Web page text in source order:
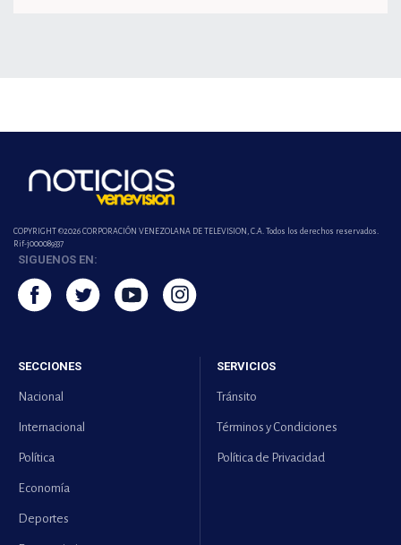
COPYRIGHT ©2026 CORPORACIÓN VENEZOLANA DE TELEVISION, C.A. Todos los derechos reservados.
Rif-j000089337
SIGUENOS EN:
SECCIONES
Nacional
Internacional
Política
Economía
Deportes
SERVICIOS
Tránsito
Términos y Condiciones
Política de Privacidad